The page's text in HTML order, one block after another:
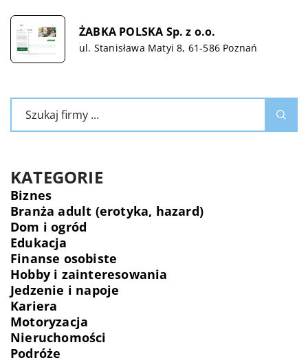
ŻABKA POLSKA Sp. z o.o.
ul. Stanisława Matyi 8, 61-586 Poznań
KATEGORIE
Biznes
Branża adult (erotyka, hazard)
Dom i ogród
Edukacja
Finanse osobiste
Hobby i zainteresowania
Jedzenie i napoje
Kariera
Motoryzacja
Nieruchomości
Podróże